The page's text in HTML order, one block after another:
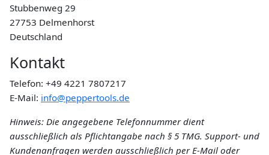
Stubbenweg 29
27753 Delmenhorst
Deutschland
Kontakt
Telefon: +49 4221 7807217
E-Mail: info@peppertools.de
Hinweis: Die angegebene Telefonnummer dient
ausschließlich als Pflichtangabe nach § 5 TMG. Support- und
Kundenanfragen werden ausschließlich per E-Mail oder